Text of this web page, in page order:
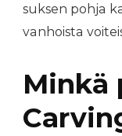
suksen pohja
vanhoista
Minkä